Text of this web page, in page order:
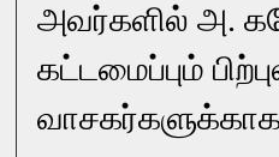
அவர்களில் அ.
கட்டமைப்பும்